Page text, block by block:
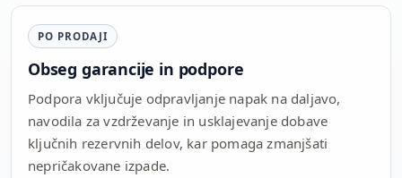
PO PRODAJI
Obseg garancije in podpore
Podpora vključuje odpravljanje napak na daljavo,
navodila za vzdrževanje in usklajevanje dobave
ključnih rezervnih delov, kar pomaga zmanjšati
nepričakovane izpade.